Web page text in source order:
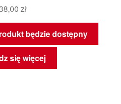
zł
będzie dostępny
się więcej